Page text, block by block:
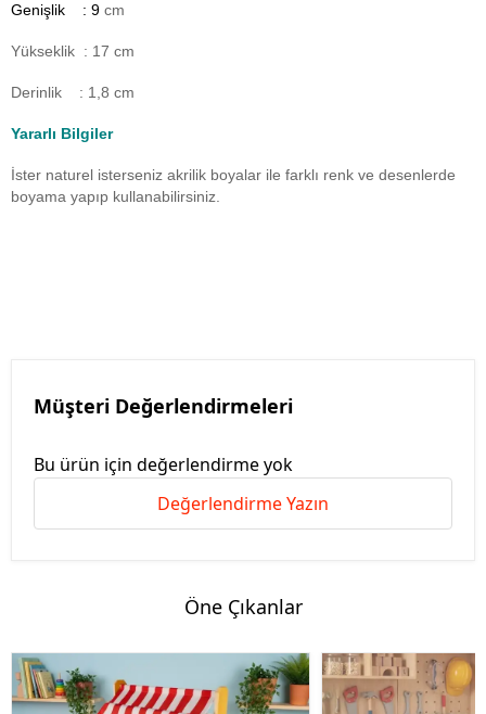
Genişlik : 9 cm
Yükseklik : 17 cm
Derinlik : 1,8 cm
Yararlı Bilgiler
İster naturel isterseniz akrilik boyalar ile farklı renk ve desenlerde
boyama yapıp kullanabilirsiniz.
Müşteri Değerlendirmeleri
Bu ürün için değerlendirme yok
Değerlendirme Yazın
Öne Çıkanlar